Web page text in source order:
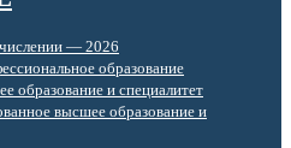
— 2026
образование
образование и специалитет
высшее образование и